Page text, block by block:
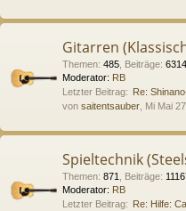
Gitarren
Themen: 485 Beiträge: 6314
Moderator: RB
Letzter Beitrag: Re:
von saitentsauber , Mi Mai
Spieltechnik
Themen: 871 Beiträge:
Moderator: RB
Letzter Beitrag: Re: Hilfe: